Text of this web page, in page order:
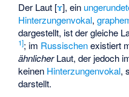
Der Laut [ɤ], ein
Hinterzungenvokal,
dargestellt, ist der gleiche
1]; im Russischenexistiert
ähnlicherLaut, der jedoch
keinen Hinterzungenvokal,
darstellt.